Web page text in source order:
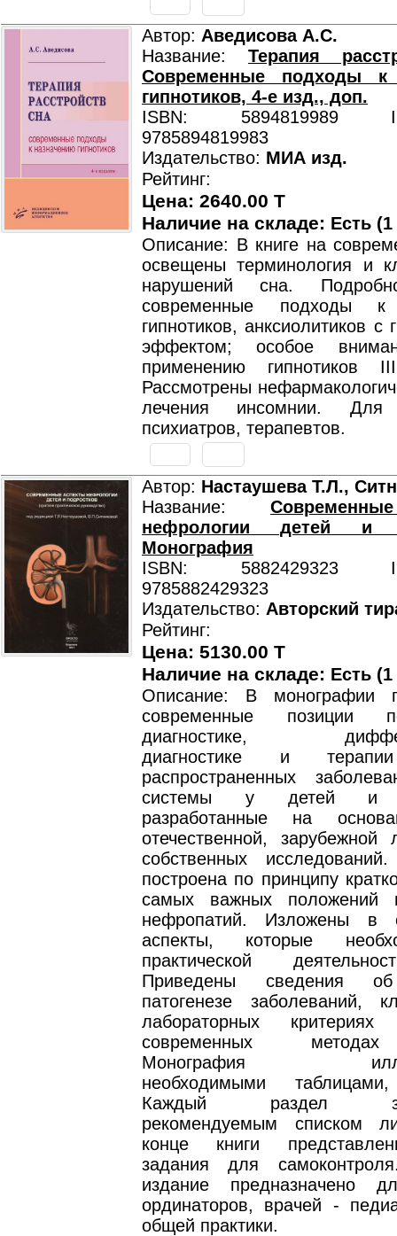
Автор: Аведисова А.С.
Название: Терапия
Современные подходы к
гипнотиков, 4-е изд., доп.
ISBN: 5894819989
9785894819983
Издательство: МИА изд.
Рейтинг:
Цена: 2640.00 T
Наличие на складе: Есть
Описание: В книге на
освещены терминология и
нарушений сна.
современные подходы к
гипнотиков, анксиолитиков с
эффектом; особое
применению гипнотиков
Рассмотрены
лечения инсомнии. Для
психиатров, терапевтов.
Автор: Настаушева Т.Л.,
Название:
нефрологии детей и
Монография
ISBN: 5882429323
9785882429323
Издательство: Авторский
Рейтинг:
Цена: 5130.00 T
Наличие на складе: Есть
Описание: В монографии
современные позиции
диагностике,
диагностике и
распространенных
системы у детей и
разработанные на
отечественной, зарубежной
собственных
построена по принципу
самых важных положений
нефропатий. Изложены в
аспекты, которые
практической
Приведены сведения об
патогенезе заболеваний,
лабораторных критериях
современных
Монография
необходимыми
Каждый раздел
рекомендуемым списком
конце книги
задания для
издание предназначено
ординаторов, врачей -
общей практики.